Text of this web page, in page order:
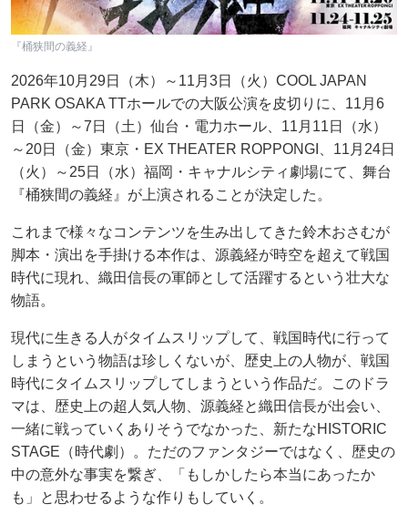
『桶狭間の義経』
2026年10月29日（木）～11月3日（火）COOL JAPAN
PARK OSAKA TTホールでの大阪公演を皮切りに、11月6
日（金）～7日（土）仙台・電力ホール、11月11日（水）
～20日（金）東京・EX THEATER ROPPONGI、11月24日
（火）～25日（水）福岡・キャナルシティ劇場にて、舞台
『桶狭間の義経』が上演されることが決定した。
これまで様々なコンテンツを生み出してきた鈴木おさむが
脚本・演出を手掛ける本作は、源義経が時空を超えて戦国
時代に現れ、織田信長の軍師として活躍するという壮大な
物語。
現代に生きる人がタイムスリップして、戦国時代に行って
しまうという物語は珍しくないが、歴史上の人物が、戦国
時代にタイムスリップしてしまうという作品だ。このドラ
マは、歴史上の超人気人物、源義経と織田信長が出会い、
一緒に戦っていくありそうでなかった、新たなHISTORIC
STAGE（時代劇）。ただのファンタジーではなく、歴史の
中の意外な事実を繋ぎ、「もしかしたら本当にあったか
も」と思わせるような作りもしていく。